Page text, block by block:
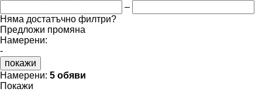
–
Няма достатъчно филтри?
Предложи промяна
Намерени:
-
покажи
Намерени: 5 обяви
Покажи